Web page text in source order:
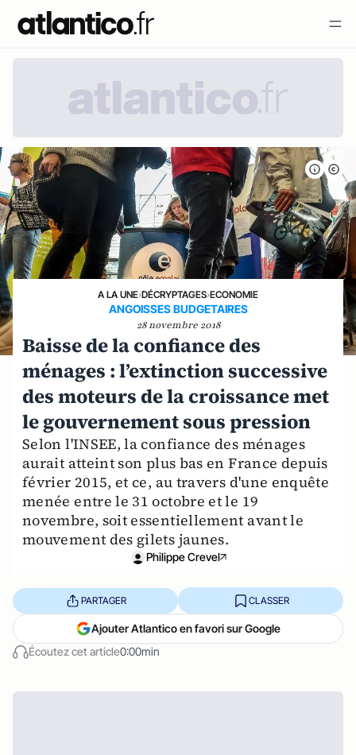
A LA UNE›DÉCRYPTAGES›ECONOMIE
ANGOISSES BUDGETAIRES
28 novembre 2018
Baisse de la confiance des
ménages : l’extinction successive
des moteurs de la croissance met
le gouvernement sous pression
Selon l'INSEE, la confiance des ménages
aurait atteint son plus bas en France depuis
février 2015, et ce, au travers d'une enquête
menée entre le 31 octobre et le 19
novembre, soit essentiellement avant le
mouvement des gilets jaunes.
Philippe Crevel
Écoutez cet article0:00min
PARTAGER CLASSER
Ajouter Atlantico en favori sur Google